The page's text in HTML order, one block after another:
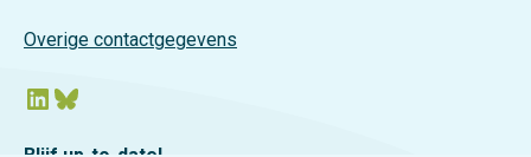
Overige contactgegevens
LinkedIn Bluesky